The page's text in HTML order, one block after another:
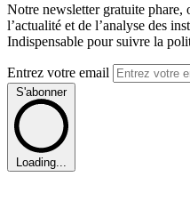
Notre newsletter gratuite phare,
l’actualité et de l’analyse des
Indispensable pour suivre la
Entrez votre email
S'abonner
Loading...